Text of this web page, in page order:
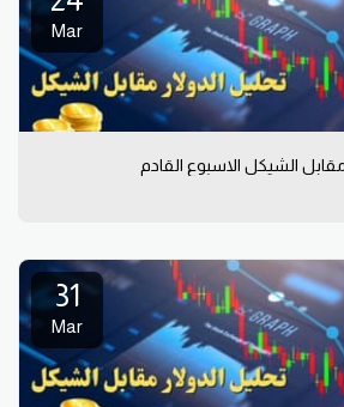
Mar
الشيكل الاسبوع القادم
31
Mar